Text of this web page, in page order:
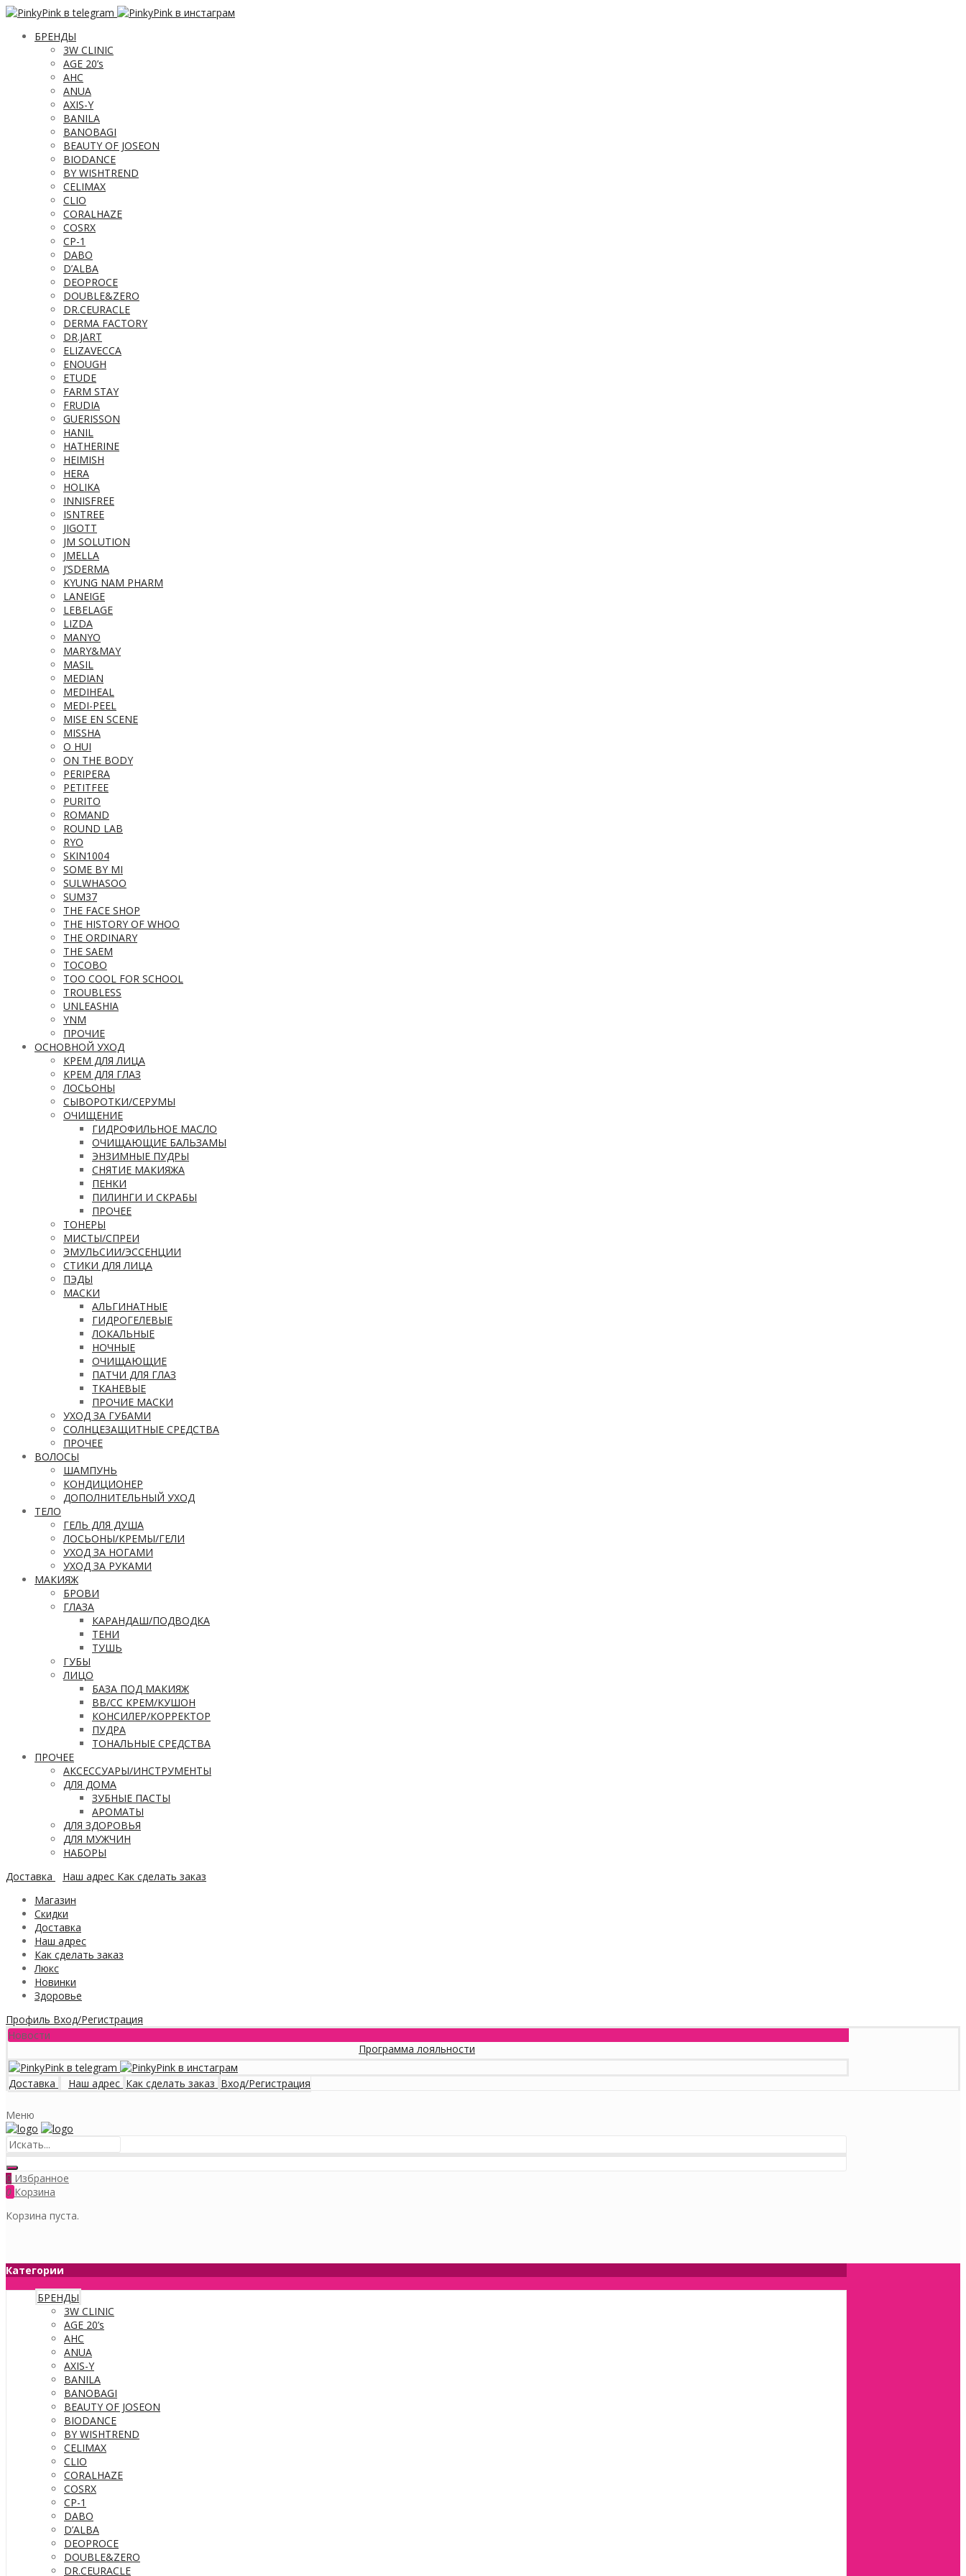
БРЕНДЫ
3W CLINIC
AGE 20’s
AHC
ANUA
AXIS-Y
BANILA
BANOBAGI
BEAUTY OF JOSEON
BIODANCE
BY WISHTREND
CELIMAX
CLIO
CORALHAZE
COSRX
CP-1
DABO
D’ALBA
DEOPROCE
DOUBLE&ZERO
DR.CEURACLE
DERMA FACTORY
DR.JART
ELIZAVECCA
ENOUGH
ETUDE
FARM STAY
FRUDIA
GUERISSON
HANIL
HATHERINE
HEIMISH
HERA
HOLIKA
INNISFREE
ISNTREE
JIGOTT
JM SOLUTION
JMELLA
J’SDERMA
KYUNG NAM PHARM
LANEIGE
LEBELAGE
LIZDA
MANYO
MARY&MAY
MASIL
MEDIAN
MEDIHEAL
MEDI-PEEL
MISE EN SCENE
MISSHA
O HUI
ON THE BODY
PERIPERA
PETITFEE
PURITO
ROMAND
ROUND LAB
RYO
SKIN1004
SOME BY MI
SULWHASOO
SUM37
THE FACE SHOP
THE HISTORY OF WHOO
THE ORDINARY
THE SAEM
TOCOBO
TOO COOL FOR SCHOOL
TROUBLESS
UNLEASHIA
YNM
ПРОЧИЕ
ОСНОВНОЙ УХОД
КРЕМ ДЛЯ ЛИЦА
КРЕМ ДЛЯ ГЛАЗ
ЛОСЬОНЫ
СЫВОРОТКИ/СЕРУМЫ
ОЧИЩЕНИЕ
ГИДРОФИЛЬНОЕ МАСЛО
ОЧИЩАЮЩИЕ БАЛЬЗАМЫ
ЭНЗИМНЫЕ ПУДРЫ
СНЯТИЕ МАКИЯЖА
ПЕНКИ
ПИЛИНГИ И СКРАБЫ
ПРОЧЕЕ
ТОНЕРЫ
МИСТЫ/СПРЕИ
ЭМУЛЬСИИ/ЭССЕНЦИИ
СТИКИ ДЛЯ ЛИЦА
ПЭДЫ
МАСКИ
АЛЬГИНАТНЫЕ
ГИДРОГЕЛЕВЫЕ
ЛОКАЛЬНЫЕ
НОЧНЫЕ
ОЧИЩАЮЩИЕ
ПАТЧИ ДЛЯ ГЛАЗ
ТКАНЕВЫЕ
ПРОЧИЕ МАСКИ
УХОД ЗА ГУБАМИ
СОЛНЦЕЗАЩИТНЫЕ СРЕДСТВА
ПРОЧЕЕ
ВОЛОСЫ
ШАМПУНЬ
КОНДИЦИОНЕР
ДОПОЛНИТЕЛЬНЫЙ УХОД
ТЕЛО
ГЕЛЬ ДЛЯ ДУША
ЛОСЬОНЫ/КРЕМЫ/ГЕЛИ
УХОД ЗА НОГАМИ
УХОД ЗА РУКАМИ
МАКИЯЖ
БРОВИ
ГЛАЗА
КАРАНДАШ/ПОДВОДКА
ТЕНИ
ТУШЬ
ГУБЫ
ЛИЦО
БАЗА ПОД МАКИЯЖ
ВВ/CC КРЕМ/КУШОН
КОНСИЛЕР/КОРРЕКТОР
ПУДРА
ТОНАЛЬНЫЕ СРЕДСТВА
ПРОЧЕЕ
АКСЕССУАРЫ/ИНСТРУМЕНТЫ
ДЛЯ ДОМА
ЗУБНЫЕ ПАСТЫ
АРОМАТЫ
ДЛЯ ЗДОРОВЬЯ
ДЛЯ МУЖЧИН
НАБОРЫ
Доставка
Наш адрес Как сделать заказ
Магазин
Скидки
Доставка
Наш адрес
Как сделать заказ
Люкс
Новинки
Здоровье
Профиль Вход/Регистрация
Новости
Программа лояльности
Доставка Наш адрес Как сделать заказ Вход/Регистрация
Меню
0 Избранное
0 Корзина
Корзина пуста.
Категории
БРЕНДЫ
3W CLINIC
AGE 20’s
AHC
ANUA
AXIS-Y
BANILA
BANOBAGI
BEAUTY OF JOSEON
BIODANCE
BY WISHTREND
CELIMAX
CLIO
CORALHAZE
COSRX
CP-1
DABO
D’ALBA
DEOPROCE
DOUBLE&ZERO
DR.CEURACLE